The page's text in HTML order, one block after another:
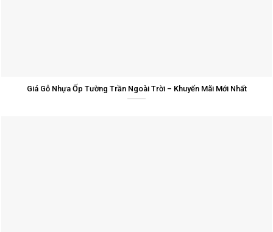
Giá Gỗ Nhựa Ốp Tường Trần Ngoài Trời – Khuyến Mãi Mới Nhất